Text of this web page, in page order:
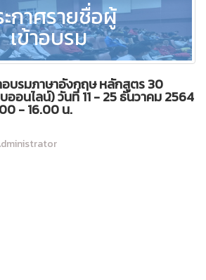
กาศรายชื่อผู้
เข้าอบรม
อบรมภาษาอังกฤษ หลักสูตร 30
ออนไลน์) วันที่ 11 - 25 ธันวาคม 2564
- 16.00 น.